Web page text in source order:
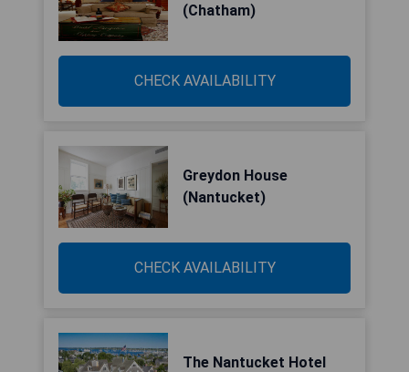
(Chatham)
CHECK AVAILABILITY
Greydon House
(Nantucket)
CHECK AVAILABILITY
The Nantucket Hotel